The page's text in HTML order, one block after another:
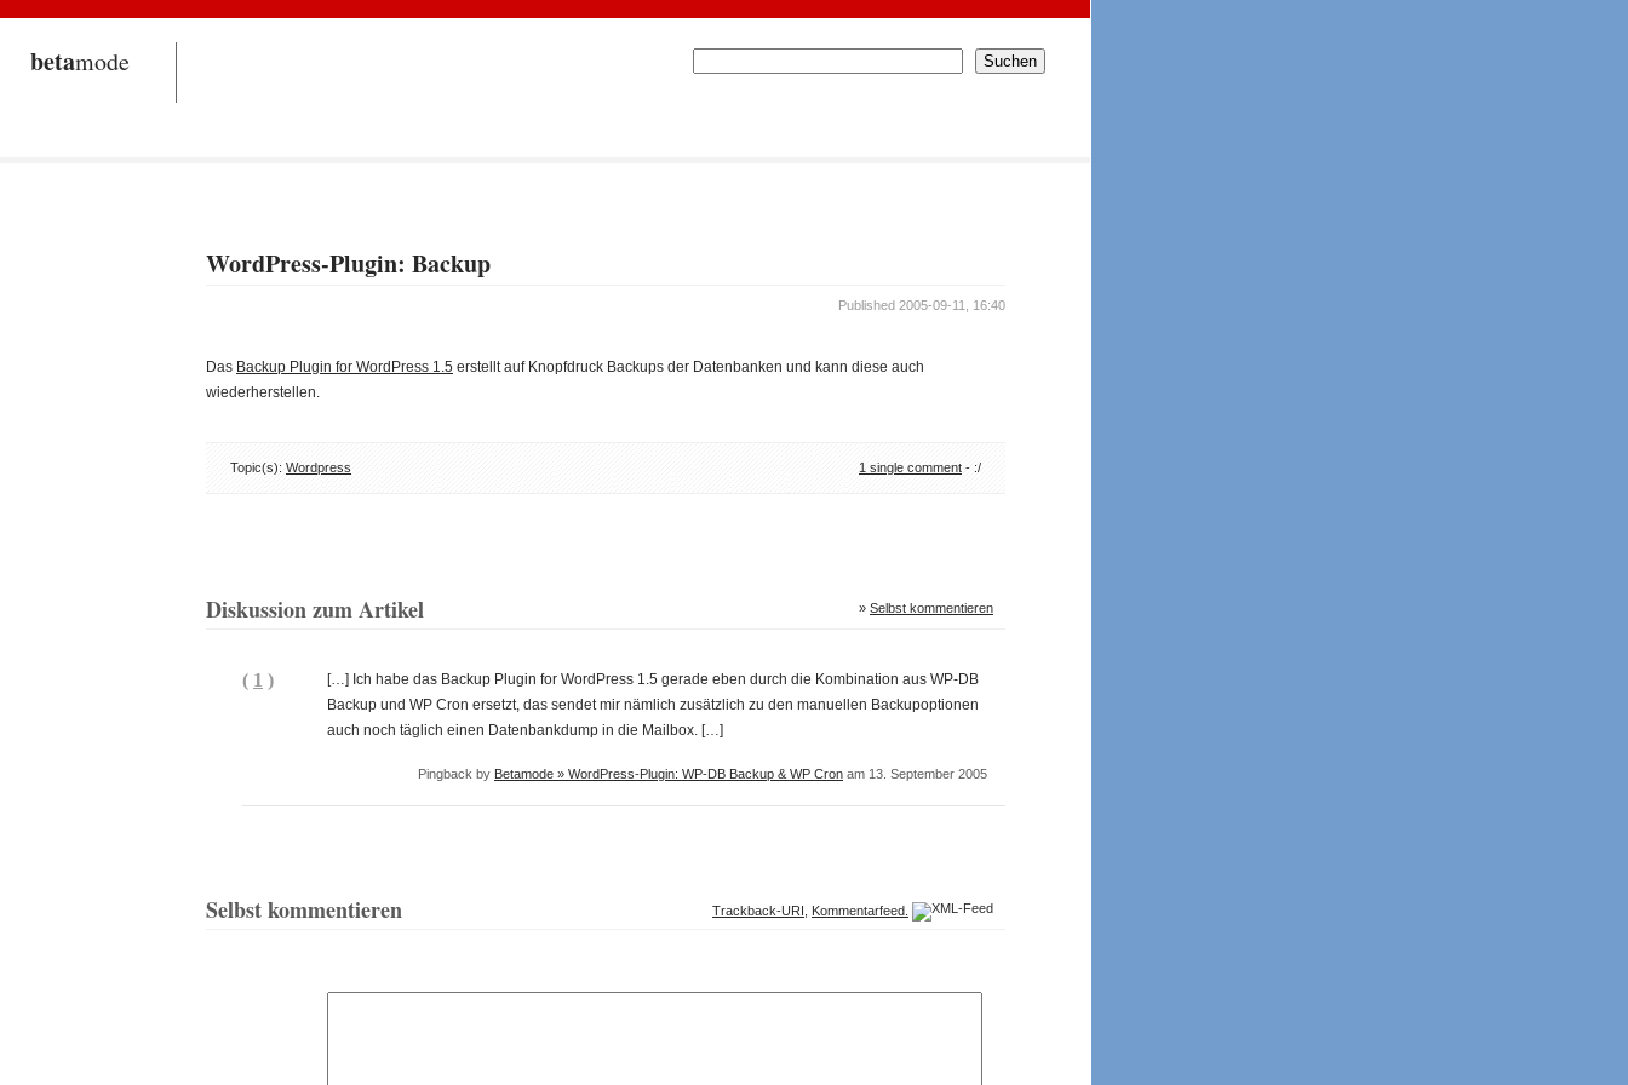
betamode
WordPress-Plugin: Backup
Published 2005-09-11, 16:40
Das Backup Plugin for WordPress 1.5 erstellt auf Knopfdruck Backups der Datenbanken und kann diese auch
wiederherstellen.
Topic(s): Wordpress 1 single comment - :/
Diskussion zum Artikel » Selbst kommentieren
( 1 )
[…] Ich habe das Backup Plugin for WordPress 1.5 gerade eben durch die Kombination aus WP-DB
Backup und WP Cron ersetzt, das sendet mir nämlich zusätzlich zu den manuellen Backupoptionen
auch noch täglich einen Datenbankdump in die Mailbox. […]
Pingback by Betamode » WordPress-Plugin: WP-DB Backup & WP Cron am 13. September 2005
Selbst kommentieren Trackback-URI Kommentarfeed.